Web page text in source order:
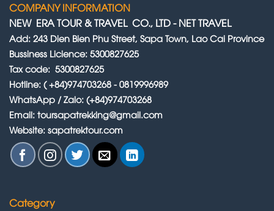
COMPANY INFORMATION
NEW ERA TOUR & TRAVEL CO., LTD-NET TRAVEL
Add: 243 Dien Bien Phu Street, Sapa Town, Lao Cai Province
Bussiness Licience: 5300827625
Tax code: 5300827625
Hotline: ( +84)974703268 - 0819996989
WhatsApp / Zalo: (+84)974703268
Email: toursapatrekking@gmail.com
Website: sapatrektour.com
Category